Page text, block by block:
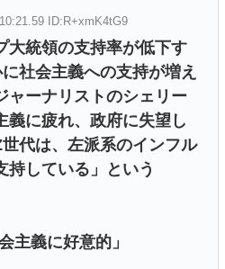
ID:R+xmK4tG9
大統領の支持率が低下す
社会主義への支持が増え
ャーナリストのシェリー
義に疲れ、政府に失望し
代は、左派系のインフル
持している」という
主義に好意的」